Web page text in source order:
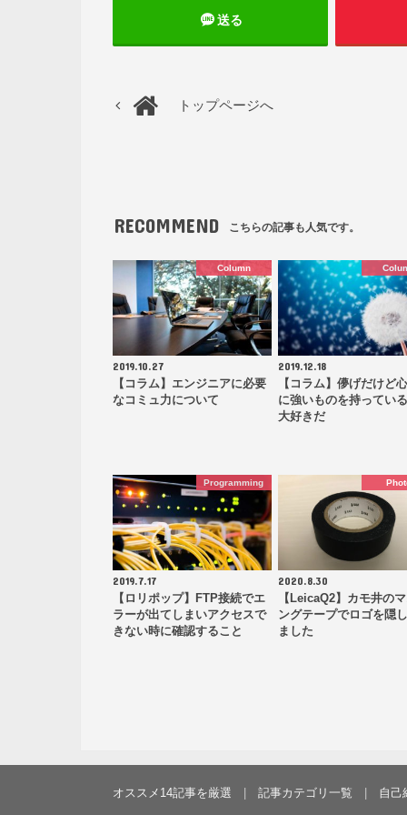
送る
トップページへ
RECOMMEND こちらの記事も人気です。
Column
2019.10.27
【コラム】エンジニアに必要
なコミュ力について
2019.12.18
【コラム】儚げだけど
に強いものを持ってい
大好きだ
Programming
2019.7.17
【ロリポップ】FTP接続でエ
ラーが出てしまいアクセスで
きない時に確認すること
2020.8.30
【LeicaQ2】カモ井の
ングテープでロゴを隠
ました
オススメ14記事を厳選 記事カテゴリ一覧 自己